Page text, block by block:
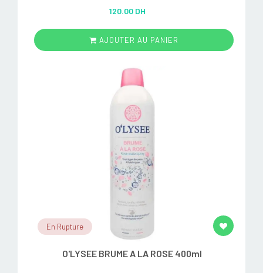
out of 5
120.00 DH
AJOUTER AU PANIER
En Rupture
O'LYSEE BRUME A LA ROSE 400ml